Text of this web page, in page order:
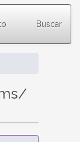
Buscar